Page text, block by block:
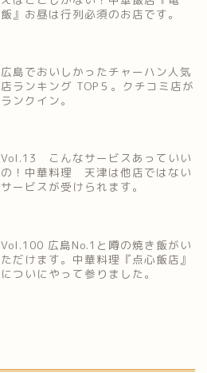
飯』お昼は行列必須のお店です。
広島でおいしかったチャーハン人気
店ランキング TOP５。クチコミ店が
ランクイン。
Vol.13 こんなサービスあっていい
の！中華料理 天津は他店ではない
サービスが受けられます。
Vol.100 広島No.1と噂の焼き飯がい
ただけます。中華料理『点心飯店』
についにやって参りました。